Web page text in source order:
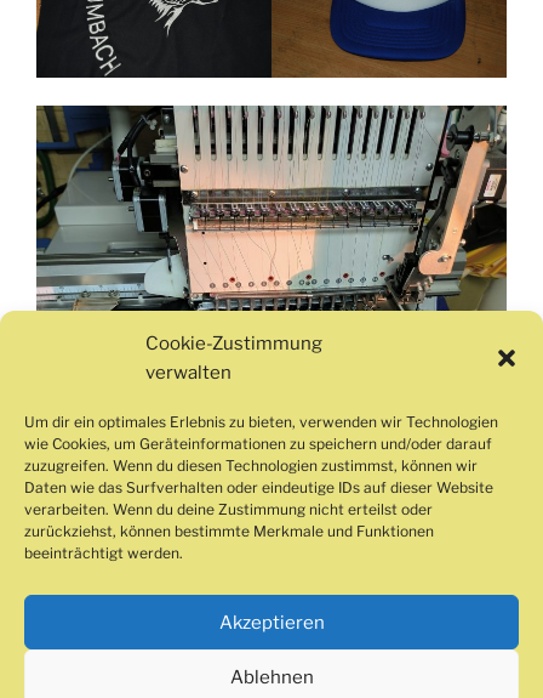
Cookie-Zustimmung
verwalten
Um dir ein optimales Erlebnis zu bieten, verwenden wir Technologien
wie Cookies, um Geräteinformationen zu speichern und/oder darauf
zuzugreifen. Wenn du diesen Technologien zustimmst, können wir
Daten wie das Surfverhalten oder eindeutige IDs auf dieser Website
verarbeiten. Wenn du deine Zustimmung nicht erteilst oder
zurückziehst, können bestimmte Merkmale und Funktionen
beeinträchtigt werden.
Akzeptieren
Ablehnen